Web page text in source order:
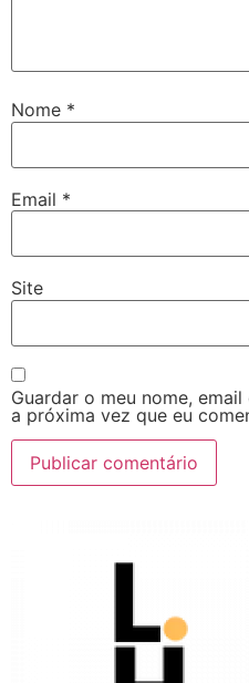
Nome *
Email *
Site
Guardar o meu nome,
a próxima vez que eu